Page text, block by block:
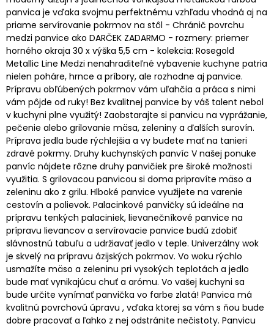
panvica je vďaka svojmu perfektnému vzhľadu vhodná aj na
priame servírovanie pokrmov na stôl - Chránič povrchu
medzi panvice ako DARČEK ZADARMO - rozmery: priemer
horného okraja 30 x výška 5,5 cm - kolekcia: Rosegold
Metallic Line Medzi nenahraditeľné vybavenie kuchyne patria
nielen poháre, hrnce a príbory, ale rozhodne aj panvice.
Prípravu obľúbených pokrmov vám uľahčia a práca s nimi
vám pôjde od ruky! Bez kvalitnej panvice by váš talent nebol
v kuchyni plne využitý! Zaobstarajte si panvicu na vyprážanie,
pečenie alebo grilovanie mäsa, zeleniny a ďalších surovín.
Príprava jedla bude rýchlejšia a vy budete mať na tanieri
zdravé pokrmy. Druhy kuchynských panvíc V našej ponuke
panvíc nájdete rôzne druhy panvičiek pre široké možnosti
využitia. S grilovacou panvicou si doma pripravíte mäso a
zeleninu ako z grilu. Hlboké panvice využijete na varenie
cestovín a polievok. Palacinkové panvičky sú ideálne na
prípravu tenkých palaciniek, lievanečníkové panvice na
prípravu lievancov a servírovacie panvice budú zdobiť
slávnostnú tabuľu a udržiavať jedlo v teple. Univerzálny wok
je skvelý na prípravu ázijských pokrmov. Vo woku rýchlo
usmažíte mäso a zeleninu pri vysokých teplotách a jedlo
bude mať vynikajúcu chuť a arómu. Vo vašej kuchyni sa
bude určite vynímať panvička vo farbe zlatá! Panvica má
kvalitnú povrchovú úpravu , vďaka ktorej sa vám s ňou bude
dobre pracovať a ľahko z nej odstránite nečistoty. Panvicu